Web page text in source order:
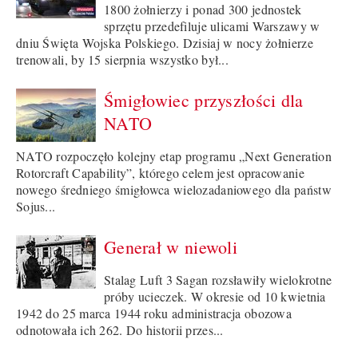
1800 żołnierzy i ponad 300 jednostek
sprzętu przedefiluje ulicami Warszawy w
dniu Święta Wojska Polskiego. Dzisiaj w nocy żołnierze
trenowali, by 15 sierpnia wszystko był...
Śmigłowiec przyszłości dla
NATO
NATO rozpoczęło kolejny etap programu „Next Generation
Rotorcraft Capability”, którego celem jest opracowanie
nowego średniego śmigłowca wielozadaniowego dla państw
Sojus...
Generał w niewoli
Stalag Luft 3 Sagan rozsławiły wielokrotne
próby ucieczek. W okresie od 10 kwietnia
1942 do 25 marca 1944 roku administracja obozowa
odnotowała ich 262. Do historii przes...